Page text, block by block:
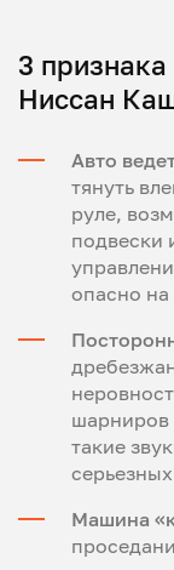
3
Ниссан
Авто
тянуть
руле,
подвески
опасно
шарниров
такие
Машина